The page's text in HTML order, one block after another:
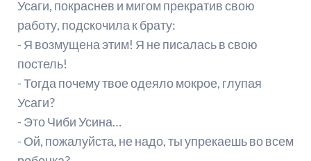
Усаги, покраснев и мигом прекратив свою
работу, подскочила к брату:
- Я возмущена этим! Я не писалась в свою
постель!
- Тогда почему твое одеяло мокрое, глупая
Усаги?
- Это Чиби Усина…
- Ой, пожалуйста, не надо, ты упрекаешь во всем